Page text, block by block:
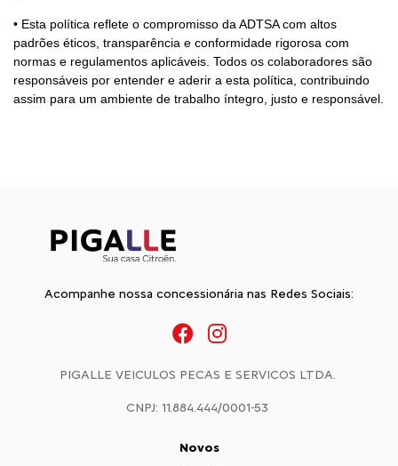
• Esta política reflete o compromisso da ADTSA com altos
padrões éticos, transparência e conformidade rigorosa com
normas e regulamentos aplicáveis. Todos os colaboradores são
responsáveis por entender e aderir a esta política, contribuindo
assim para um ambiente de trabalho íntegro, justo e responsável.
Acompanhe nossa concessionária nas Redes Sociais:
PIGALLE VEICULOS PECAS E SERVICOS LTDA.
CNPJ: 11.884.444/0001-53
Novos